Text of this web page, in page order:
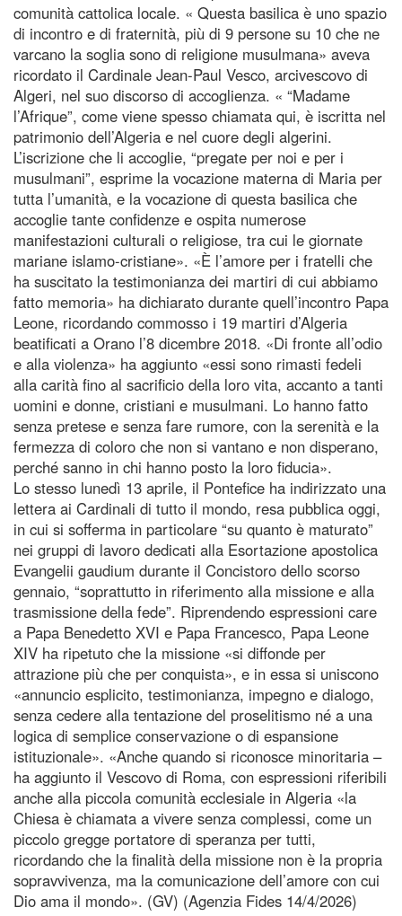
comunità cattolica locale. « Questa basilica è uno spazio
di incontro e di fraternità, più di 9 persone su 10 che ne
varcano la soglia sono di religione musulmana» aveva
ricordato il Cardinale Jean-Paul Vesco, arcivescovo di
Algeri, nel suo discorso di accoglienza. « “Madame
l’Afrique”, come viene spesso chiamata qui, è iscritta nel
patrimonio dell’Algeria e nel cuore degli algerini.
L’iscrizione che li accoglie, “pregate per noi e per i
musulmani”, esprime la vocazione materna di Maria per
tutta l’umanità, e la vocazione di questa basilica che
accoglie tante confidenze e ospita numerose
manifestazioni culturali o religiose, tra cui le giornate
mariane islamo-cristiane». «È l’amore per i fratelli che
ha suscitato la testimonianza dei martiri di cui abbiamo
fatto memoria» ha dichiarato durante quell’incontro Papa
Leone, ricordando commosso i 19 martiri d’Algeria
beatificati a Orano l’8 dicembre 2018. «Di fronte all’odio
e alla violenza» ha aggiunto «essi sono rimasti fedeli
alla carità fino al sacrificio della loro vita, accanto a tanti
uomini e donne, cristiani e musulmani. Lo hanno fatto
senza pretese e senza fare rumore, con la serenità e la
fermezza di coloro che non si vantano e non disperano,
perché sanno in chi hanno posto la loro fiducia».
Lo stesso lunedì 13 aprile, il Pontefice ha indirizzato una
lettera ai Cardinali di tutto il mondo, resa pubblica oggi,
in cui si sofferma in particolare “su quanto è maturato”
nei gruppi di lavoro dedicati alla Esortazione apostolica
Evangelii gaudium durante il Concistoro dello scorso
gennaio, “soprattutto in riferimento alla missione e alla
trasmissione della fede”. Riprendendo espressioni care
a Papa Benedetto XVI e Papa Francesco, Papa Leone
XIV ha ripetuto che la missione «si diffonde per
attrazione più che per conquista», e in essa si uniscono
«annuncio esplicito, testimonianza, impegno e dialogo,
senza cedere alla tentazione del proselitismo né a una
logica di semplice conservazione o di espansione
istituzionale». «Anche quando si riconosce minoritaria –
ha aggiunto il Vescovo di Roma, con espressioni riferibili
anche alla piccola comunità ecclesiale in Algeria «la
Chiesa è chiamata a vivere senza complessi, come un
piccolo gregge portatore di speranza per tutti,
ricordando che la finalità della missione non è la propria
sopravvivenza, ma la comunicazione dell’amore con cui
Dio ama il mondo». (GV) (Agenzia Fides 14/4/2026)